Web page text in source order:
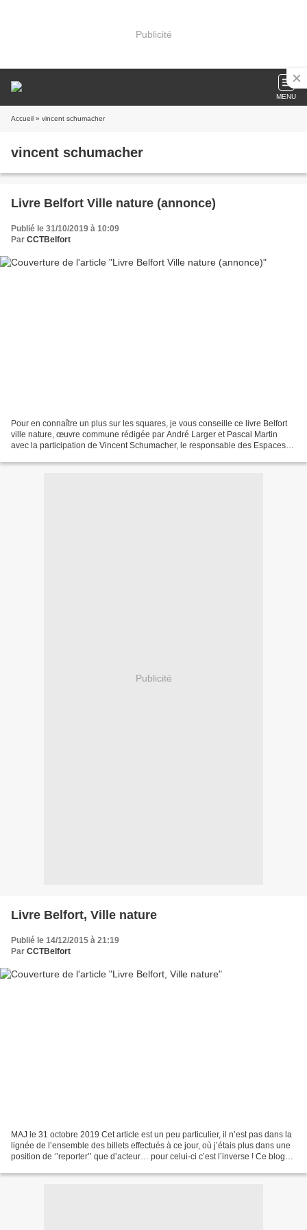
Publicité
MENU
Accueil » vincent schumacher
vincent schumacher
Livre Belfort Ville nature (annonce)
Publié le 31/10/2019 à 10:09
Par CCTBelfort
Pour en connaître un plus sur les squares, je vous conseille ce livre Belfort
ville nature, œuvre commune rédigée par André Larger et Pascal Martin
avec la participation de Vincent Schumacher, le responsable des Espaces
Publicité
Livre Belfort, Ville nature
Publié le 14/12/2015 à 21:19
Par CCTBelfort
MAJ le 31 octobre 2019 Cet article est un peu particulier, il n’est pas dans la
lignée de l’ensemble des billets effectués à ce jour, où j’étais plus dans une
position de ‘’reporter’’ que d’acteur… pour celui-ci c’est l’inverse ! Ce blog